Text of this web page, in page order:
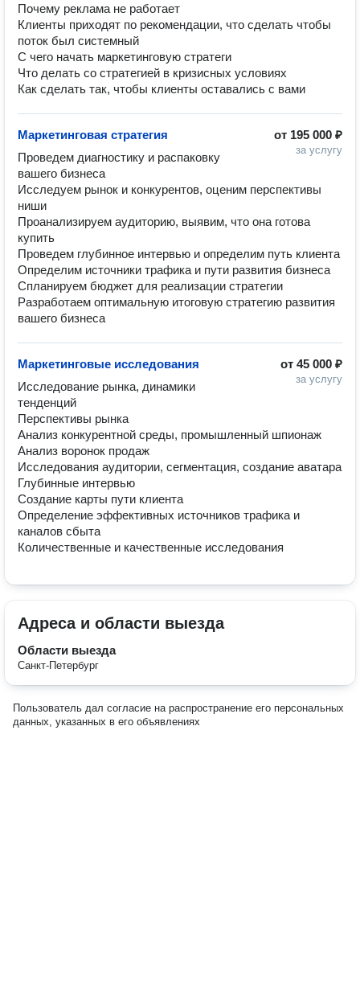
Почему реклама не работает
Клиенты приходят по рекомендации, что сделать чтобы
поток был системный
С чего начать маркетинговую стратеги
Что делать со стратегией в кризисных условиях
Как сделать так, чтобы клиенты оставались с вами
от 195 000 ₽
за услугу
Маркетинговая стратегия
Проведем диагностику и распаковку
вашего бизнеса
Исследуем рынок и конкурентов, оценим перспективы
ниши
Проанализируем аудиторию, выявим, что она готова
купить
Проведем глубинное интервью и определим путь клиента
Определим источники трафика и пути развития бизнеса
Спланируем бюджет для реализации стратегии
Разработаем оптимальную итоговую стратегию развития
вашего бизнеса
от 45 000 ₽
за услугу
Маркетинговые исследования
Исследование рынка, динамики
тенденций
Перспективы рынка
Анализ конкурентной среды, промышленный шпионаж
Анализ воронок продаж
Исследования аудитории, сегментация, создание аватара
Глубинные интервью
Создание карты пути клиента
Определение эффективных источников трафика и
каналов сбыта
Количественные и качественные исследования
Адреса и области выезда
Области выезда
Санкт-Петербург
Пользователь дал согласие на распространение его персональных
данных, указанных в его объявлениях